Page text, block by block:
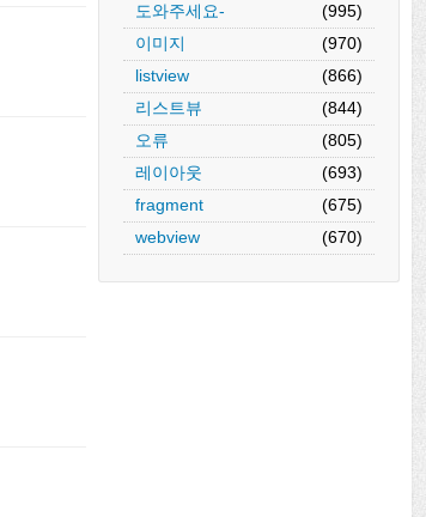
도와주세요-
(995)
이미지
(970)
listview
(866)
리스트뷰
(844)
오류
(805)
레이아웃
(693)
fragment
(675)
webview
(670)